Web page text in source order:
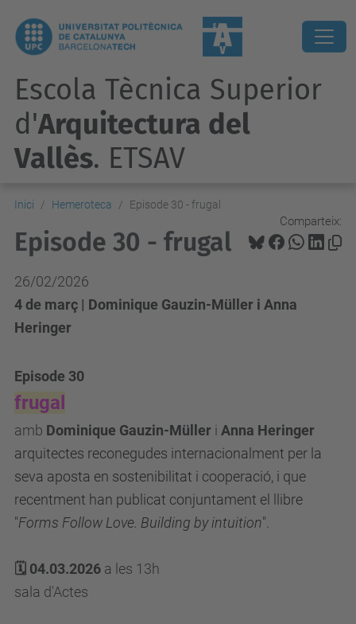
Escola Tècnica Superior
d'Arquitectura del
Vallès. ETSAV
Inici Hemeroteca Episode 30 - frugal
Comparteix:
Episode 30 - frugal
26/02/2026
4 de març | Dominique Gauzin-Müller i Anna
Heringer
Episode 30
frugal
amb Dominique Gauzin-Müller i Anna Heringer
arquitectes reconegudes internacionalment per la
seva aposta en sostenibilitat i cooperació, i que
recentment han publicat conjuntament el llibre
"Forms Follow Love. Building by intuition".
🗓️ 04.03.2026 a les 13h
sala d'Actes